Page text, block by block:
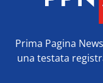
Prima Pagina
una testata